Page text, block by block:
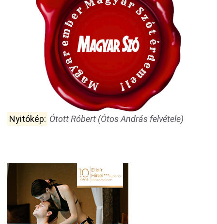
Nyitókép: Ótott Róbert (Ótos András felvétele)